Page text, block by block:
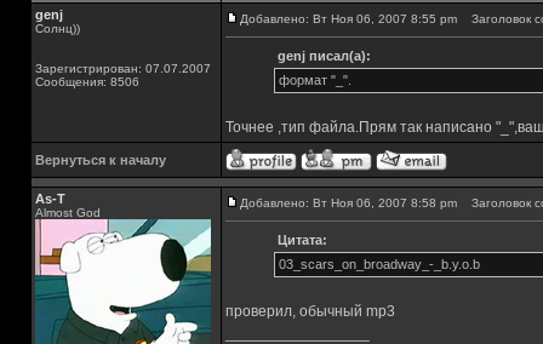
genj
Солнц))
Зарегистрирован: 07.07.2007
Сообщения: 8506
Добавлено: Вт Ноя 06, 2007 8:55 pm Заголовок
genj писал(а):
формат "_".
Точнее ,тип файла.Прям так написано
Вернуться к началу
As-T
Almost God
Добавлено: Вт Ноя 06, 2007 8:58 pm Заголовок
Цитата:
03_scars_on_broadway_-_b.y.o.b
проверил, обычный mp3